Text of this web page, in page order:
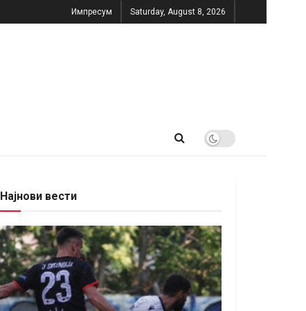
Импресум Saturday, August 8, 2026
Најнови вести